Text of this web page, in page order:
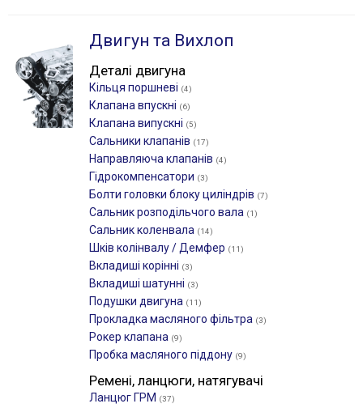
Двигун та Вихлоп
Деталі двигуна
Кільця поршневі (4)
Клапана впускні (6)
Клапана випускні (5)
Сальники клапанів (17)
Направляюча клапанів (4)
Гідрокомпенсатори (3)
Болти головки блоку циліндрів (7)
Сальник розподільчого вала (1)
Сальник коленвала (14)
Шків колінвалу / Демфер (11)
Вкладиші корінні (3)
Вкладиші шатунні (3)
Подушки двигуна (11)
Прокладка масляного фільтра (3)
Рокер клапана (9)
Пробка масляного піддону (9)
Ремені, ланцюги, натягувачі
Ланцюг ГРМ (37)